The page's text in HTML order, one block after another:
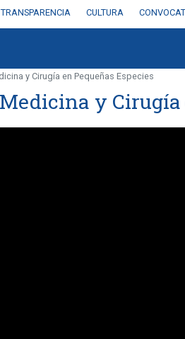
TRANSPARENCIA CULTURA
y Cirugía en Pequeñas Especies
y Cirugía